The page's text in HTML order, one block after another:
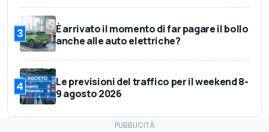
3
È arrivato il momento di far pagare il bollo
anche alle auto elettriche?
4
Le previsioni del traffico per il weekend 8-
9 agosto 2026